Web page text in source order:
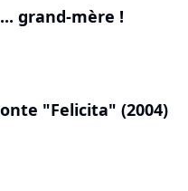
grand-mère !
"Felicita" (2004)